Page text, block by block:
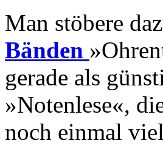
Man stöbere
Bänden
gerade als
»Notenlese«,
noch einmal